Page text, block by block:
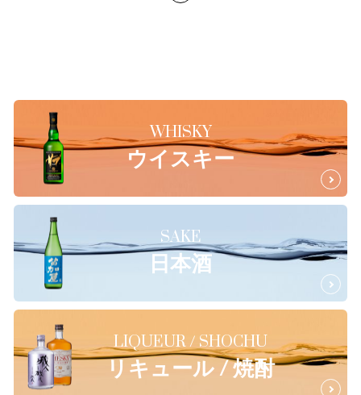
WHISKY
ウイスキー
SAKE
日本酒
LIQUEUR / SHOCHU
リキュール / 焼酎